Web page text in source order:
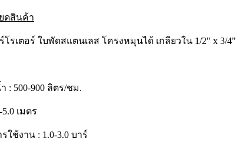
ดสินค้า
โรเตอร์ ใบพัดสแตนเลส โครงหมุนได้ เกลียวใน 1/2" x 3/4"
: 500-900 ลิตร/ชม.
เมตร
ใช้งาน : 1.0-3.0 บาร์